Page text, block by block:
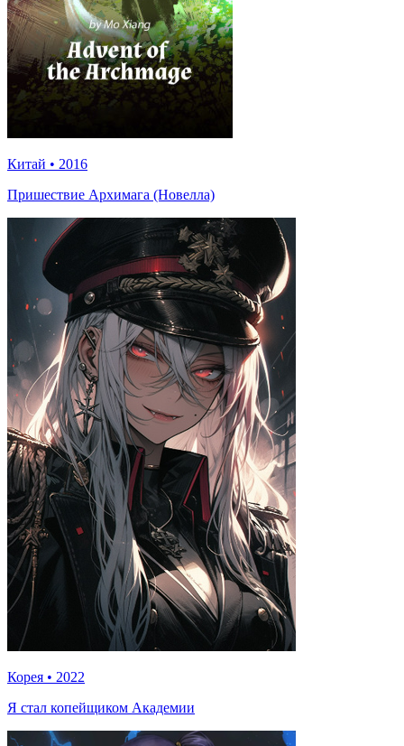
Китай • 2016
Пришествие Архимага (Новелла)
Корея • 2022
Я стал копейщиком Академии